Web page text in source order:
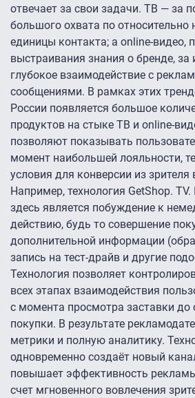
отвечает за свои задачи. ТВ — за
большого охвата по относительно
единицы контакта; а online-видео,
выстраивания знания о бренде, за
глубокое взаимодействие с
сообщениями. В рамках этих
России появляется большое
продуктов на стыке ТВ и online-
позволяют показывать
момент наибольшей лояльности,
условия для конверсии из зрителя
Например, технология GetShop.
здесь является побуждение к
действию, будь то совершение
дополнительной информации
запись на тест-драйв и другие
Технология позволяет
всех этапах взаимодействия
с момента просмотра заставки до
покупки. В результате
метрики и полную аналитику.
одновременно создаёт новый
повышает эффективность
счет мгновенного вовлечения